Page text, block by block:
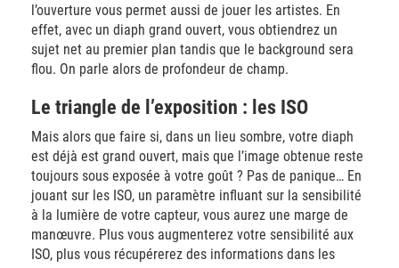
l’ouverture vous permet aussi de jouer les artistes. En
effet, avec un diaph grand ouvert, vous obtiendrez un
sujet net au premier plan tandis que le background sera
flou. On parle alors de profondeur de champ.
Le triangle de l’exposition : les ISO
Mais alors que faire si, dans un lieu sombre, votre diaph
est déjà est grand ouvert, mais que l’image obtenue reste
toujours sous exposée à votre goût ? Pas de panique… En
jouant sur les ISO, un paramètre influant sur la sensibilité
à la lumière de votre capteur, vous aurez une marge de
manœuvre. Plus vous augmenterez votre sensibilité aux
ISO, plus vous récupérerez des informations dans les